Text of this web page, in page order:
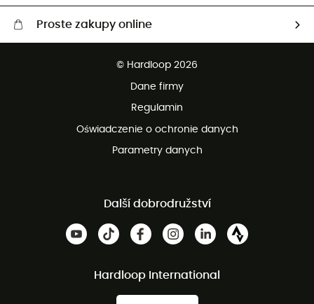
Proste zakupy online
100 dni na bezpłatny zwrot
© Hardloop 2026
Dane firmy
Regulamin
Oświadczenie o ochronie danych
Parametry danych
Další dobrodružství
Hardloop International